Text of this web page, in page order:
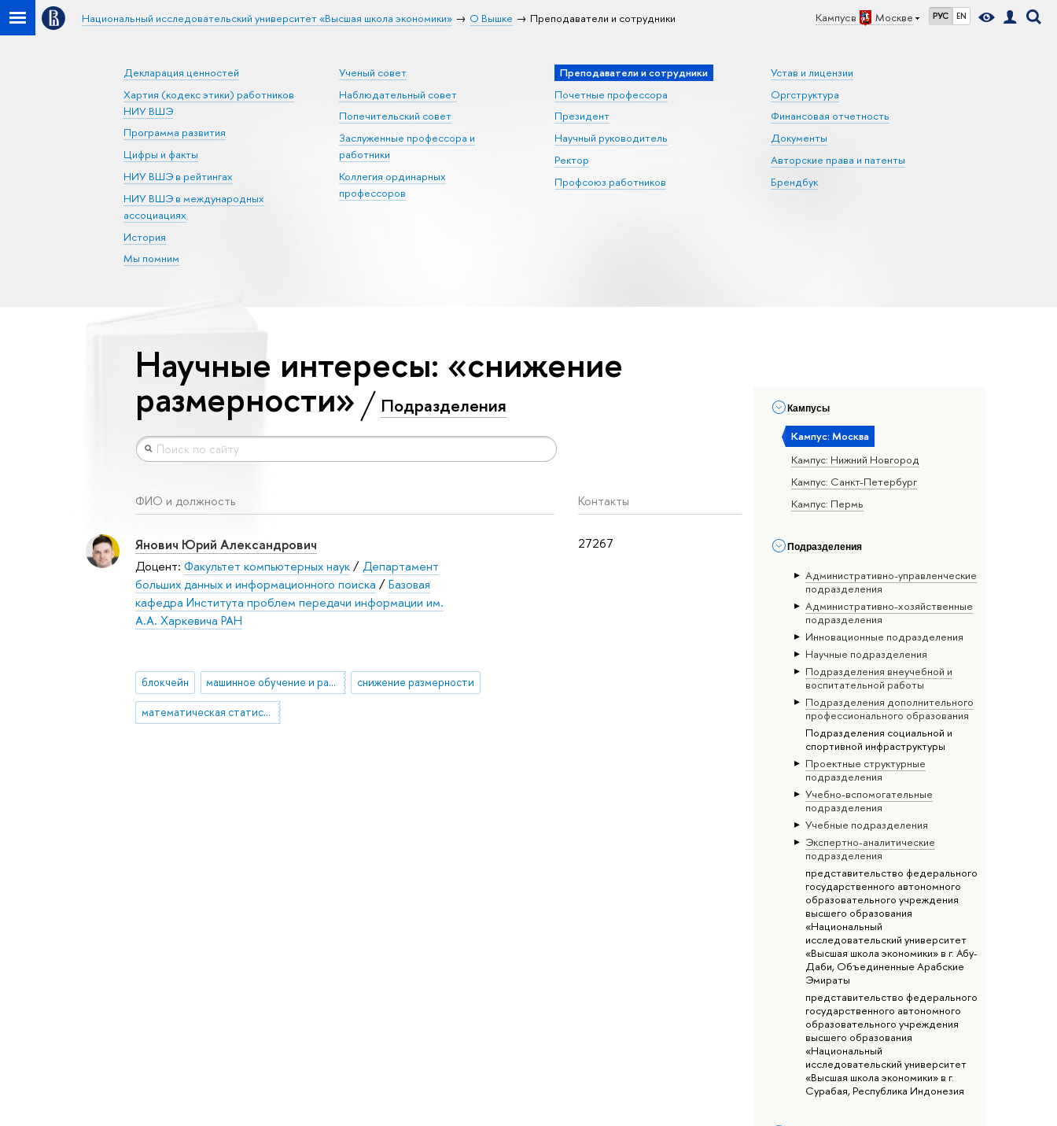
Кампус в Москве РУС EN
Национальный исследовательский университет «Высшая школа экономики» О Вышке Преподаватели и сотрудники
Декларация ценностей
Хартия (кодекс этики) работников
НИУ ВШЭ
Программа развития
Цифры и факты
НИУ ВШЭ в рейтингах
НИУ ВШЭ в международных
ассоциациях
История
Мы помним
Ученый совет
Наблюдательный совет
Попечительский совет
Заслуженные профессора и
работники
Коллегия ординарных
профессоров
Преподаватели и сотрудники
Почетные профессора
Президент
Научный руководитель
Ректор
Профсоюз работников
Устав и лицензии
Оргструктура
Финансовая отчетность
Документы
Авторские права и патенты
Брендбук
Кампусы
Кампус: Москва
Кампус: Нижний Новгород
Кампус: Санкт-Петербург
Кампус: Пермь
Подразделения
Административно-управленческие
подразделения
Административно-хозяйственные
подразделения
Инновационные подразделения
Научные подразделения
Подразделения внеучебной и
воспитательной работы
Подразделения дополнительного
профессионального образования
Подразделения социальной и
спортивной инфраструктуры
Проектные структурные
подразделения
Учебно-вспомогательные
подразделения
Учебные подразделения
Экспертно-аналитические
подразделения
представительство федерального
государственного автономного
образовательного учреждения
высшего образования
«Национальный
исследовательский университет
«Высшая школа экономики» в г. Абу-
Даби, Объединенные Арабские
Эмираты
представительство федерального
государственного автономного
образовательного учреждения
высшего образования
«Национальный
исследовательский университет
«Высшая школа экономики» в г.
Сурабая, Республика Индонезия
Научные интересы: «снижение
размерности» Подразделения
ФИО и должность Контакты
27267
Янович Юрий Александрович
Доцент: Факультет компьютерных наук/Департамент
больших данных и информационного поиска /Базовая
кафедра Института проблем передачи информации им.
А.А. Харкевича РАН
блокчейн машинное обучение и разработка данных (data mining) снижение размерности
математическая статистика